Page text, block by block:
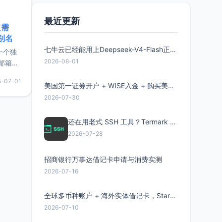
名
个独
箱等
较有
惠的
07-01
最近更新
七牛云已经能用上Deepseek-V4-Flash正式版了，点此领取300万Token
2026-08-01
美国第一证券开户 + WISE入金 + 购买美股全流程分享
2026-07-30
还在用老式 SSH 工具？Termark 新一代跨平台智能SSH客户端了解一下
2026-07-28
招商银行万事达借记卡申请与消费实测
2026-07-16
全球多币种账户 + 海外实体借记卡，Starryblu开户教程与注意事项
2026-07-10